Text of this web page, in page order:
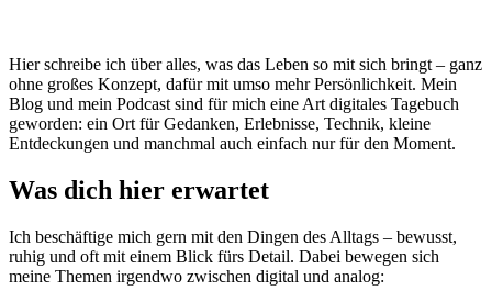
Hier schreibe ich über alles, was das Leben so mit sich bringt – ganz
ohne großes Konzept, dafür mit umso mehr Persönlichkeit. Mein
Blog und mein Podcast sind für mich eine Art digitales Tagebuch
geworden: ein Ort für Gedanken, Erlebnisse, Technik, kleine
Entdeckungen und manchmal auch einfach nur für den Moment.
Was dich hier erwartet
Ich beschäftige mich gern mit den Dingen des Alltags – bewusst,
ruhig und oft mit einem Blick fürs Detail. Dabei bewegen sich
meine Themen irgendwo zwischen digital und analog: